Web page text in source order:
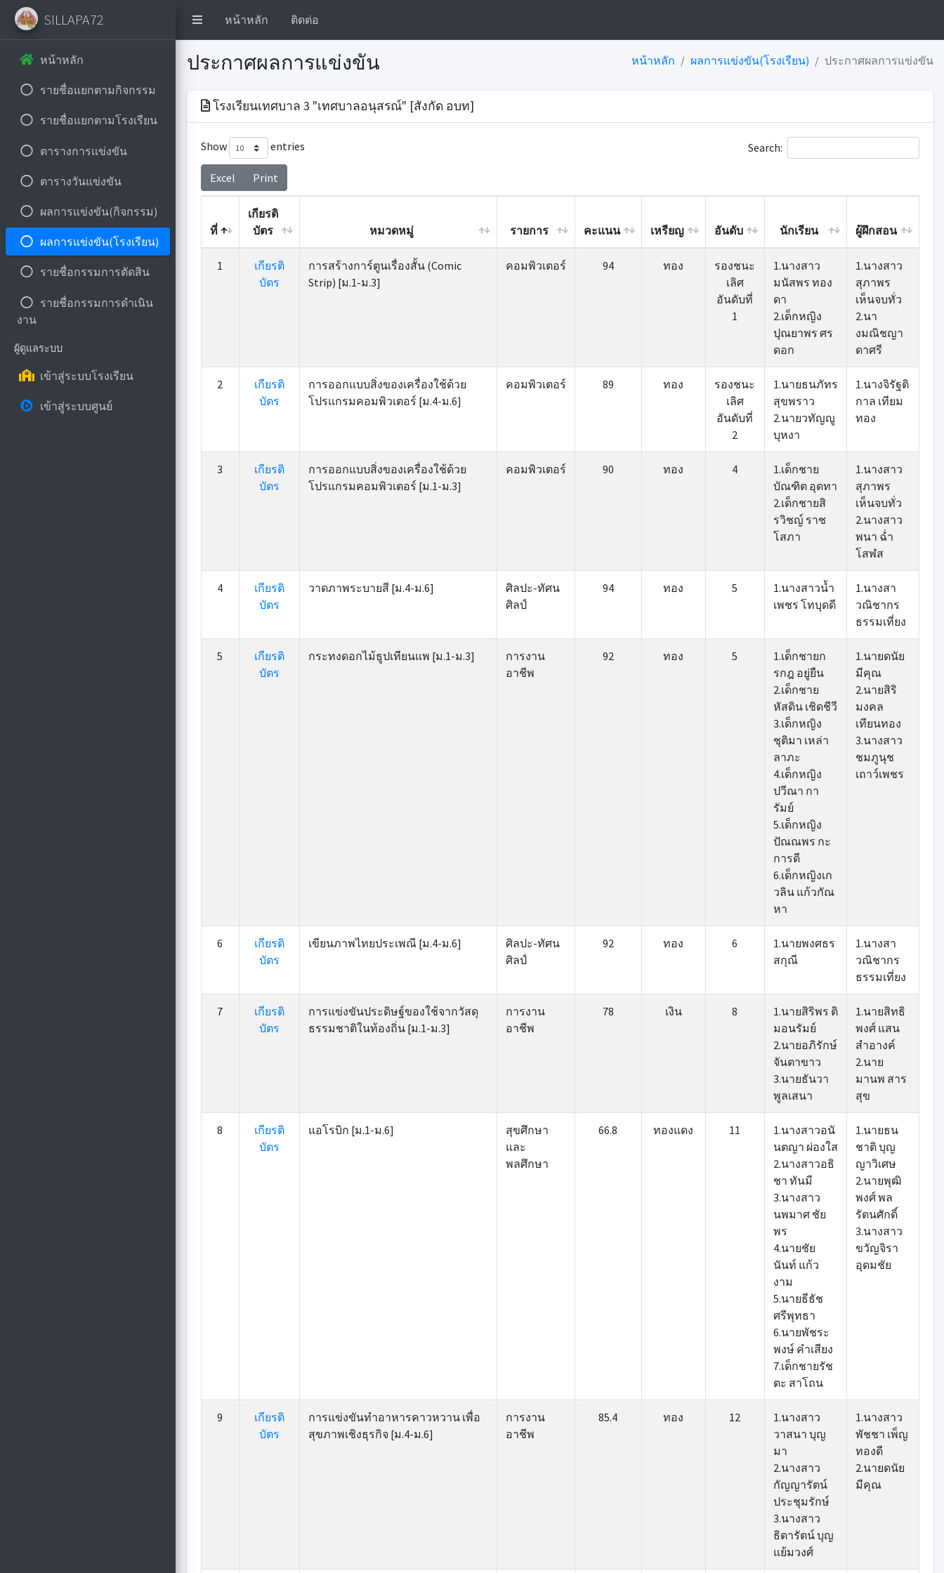
หน้าหลัก ติดต่อ
SILLAPA72
หน้าหลัก
รายชื่อแยกตามกิจกรรม
รายชื่อแยกตามโรงเรียน
ตารางการแข่งขัน
ตารางวันแข่งขัน
ผลการแข่งขัน(กิจกรรม)
ผลการแข่งขัน(โรงเรียน)
รายชื่อกรรมการตัดสิน
รายชื่อกรรมการดำเนิน
งาน
ผู้ดูแลระบบ
เข้าสู่ระบบโรงเรียน
เข้าสู่ระบบศูนย์
ประกาศผลการแข่งขัน หน้าหลัก ผลการแข่งขัน(โรงเรียน) ประกาศผลการแข่งขัน
โรงเรียนเทศบาล 3 "เทศบาลอนุสรณ์" [สังกัด อบท]
Show entries
Excel Print
Search:
ที่
เกียรติ
บัตร
หมวดหมู่ รายการ คะแนน เหรียญ อันดับ นักเรียน
ผู้ฝึกสอน
เกียรติ
บัตร
หมวดหมู่ รายการ
1
เกียรติ
บัตร
การสร้างการ์ตูนเรื่องสั้น (Comic
Strip) [ม.1-ม.3]
คอมพิวเตอร์ 94 ทอง
รองชนะ
เลิศ
อันดับที่
1
1.นางสาว
มนัสพร ทอง
ดา
2.เด็กหญิง
ปุณยาพร ศร
ดอก
1.นางสาว
สุภาพร
เห็นจบทั่ว
2.นา
งมณิชญา
ดาศรี
2
เกียรติ
บัตร
การออกแบบสิ่งของเครื่องใช้ด้วย
โปรแกรมคอมพิวเตอร์ [ม.4-ม.6]
คอมพิวเตอร์ 89 ทอง
รองชนะ
เลิศ
อันดับที่
2
1.นายธนภัทร
สุขพราว
2.นายวทัญญู
บุหงา
1.นางจิรัฐติ
กาล เทียม
ทอง
3
เกียรติ
บัตร
การออกแบบสิ่งของเครื่องใช้ด้วย
โปรแกรมคอมพิวเตอร์ [ม.1-ม.3]
คอมพิวเตอร์ 90 ทอง 4
1.เด็กชาย
บัณฑิต อุดทา
2.เด็กชายสิ
รวิชญ์ ราช
โสภา
1.นางสาว
สุภาพร
เห็นจบทั่ว
2.นางสาว
พนา ฉ่ำ
โสฬส
4
เกียรติ
บัตร
วาดภาพระบายสี [ม.4-ม.6]
ศิลปะ-ทัศน
ศิลป์
94 ทอง 5
1.นางสาวน้ำ
เพชร โทบุดดี
1.นางสา
วณิชากร
ธรรมเที่ยง
5
เกียรติ
บัตร
กระทงดอกไม้ธูปเทียนแพ [ม.1-ม.3]
การงาน
อาชีพ
92 ทอง 5
1.เด็กชายก
รกฎ อยู่ยืน
2.เด็กชาย
หัสดิน เชิดชีวี
3.เด็กหญิง
ชุติมา เหล่า
ลาภะ
4.เด็กหญิง
ปวีณา กา
รัมย์
5.เด็กหญิง
ปัณณพร กะ
การดี
6.เด็กหญิงเก
วลิน แก้วกัณ
หา
1.นายดนัย
มีคุณ
2.นายสิริ
มงคล
เทียนทอง
3.นางสาว
ชมภูนุช
เถาว์เพชร
6
เกียรติ
บัตร
เขียนภาพไทยประเพณี [ม.4-ม.6]
ศิลปะ-ทัศน
ศิลป์
92 ทอง 6
1.นายพงศธร
สกุณี
1.นางสา
วณิชากร
ธรรมเที่ยง
7
เกียรติ
บัตร
การแข่งขันประดิษฐ์ของใช้จากวัสดุ
ธรรมชาติในท้องถิ่น [ม.1-ม.3]
การงาน
อาชีพ
78 เงิน 8
1.นายสิริพร ติ
มอนรัมย์
2.นายอภิรักษ์
จันตาขาว
3.นายธันวา
พูลเสนา
1.นายสิทธิ
พงศ์ แสน
สำอางค์
2.นาย
มานพ สาร
สุข
8
เกียรติ
บัตร
แอโรบิก [ม.1-ม.6]
สุขศึกษา
และ
พลศึกษา
66.8 ทองแดง 11
1.นางสาวอนั
นตญา ผ่องใส
2.นางสาวอธิ
ชา ทันมี
3.นางสาว
นพมาศ ชัย
พร
4.นายชัย
นันท์ แก้ว
งาม
5.นายธีธัช
ศรีพุทธา
6.นายพัชระ
พงษ์ คำเสียง
7.เด็กชายรัช
ตะ สาโถน
1.นายธน
ชาติ บุญ
ญาวิเศษ
2.นายพุฒิ
พงศ์ พล
รัตนศักดิ์
3.นางสาว
ขวัญจิรา
อุดมชัย
9
เกียรติ
บัตร
การแข่งขันทําอาหารคาวหวาน เพื่อ
สุขภาพเชิงธุรกิจ [ม.4-ม.6]
การงาน
อาชีพ
85.4 ทอง 12
1.นางสาว
วาสนา บุญ
มา
2.นางสาว
กัญญารัตน์
ประชุมรักษ์
3.นางสาว
ธิดารัตน์ บุญ
แย้มวงศ์
1.นางสาว
พัชชา เพ็ญ
ทองดี
2.นายดนัย
มีคุณ